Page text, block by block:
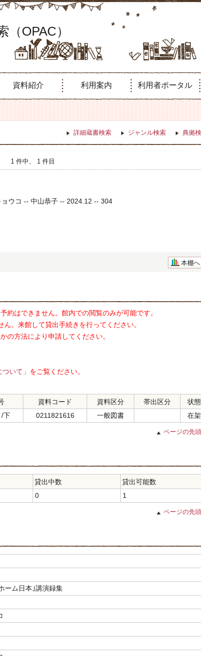
OPAC）
資料紹介 利用案内 利用者ポータル
詳細蔵書検索 ジャンル検索 典拠
1 件中、 1 件目
ウコ -- 中山恭子 -- 2024.12 -- 304
本棚へ
はできません。館内での閲覧のみが可能です。
。来館して貸出手続きを行ってください。
の方法により申請してください。
いて」 をご覧ください。
資料コード 資料区分 帯出区分
状態
/下 0211821616 一般図書 在架
ページの先
貸出中数
貸出可能数
0 1
ページの先
ーム日本｣講演録集